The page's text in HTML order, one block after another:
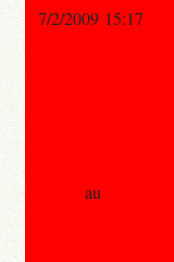
7/2/2009 15:17
au